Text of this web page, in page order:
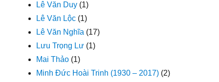
Lê Văn Duy (1)
Lê Văn Lộc (1)
Lê Văn Nghĩa (17)
Lưu Trọng Lư (1)
Mai Thảo (1)
Minh Đức Hoài Trinh (1930 – 2017) (2)